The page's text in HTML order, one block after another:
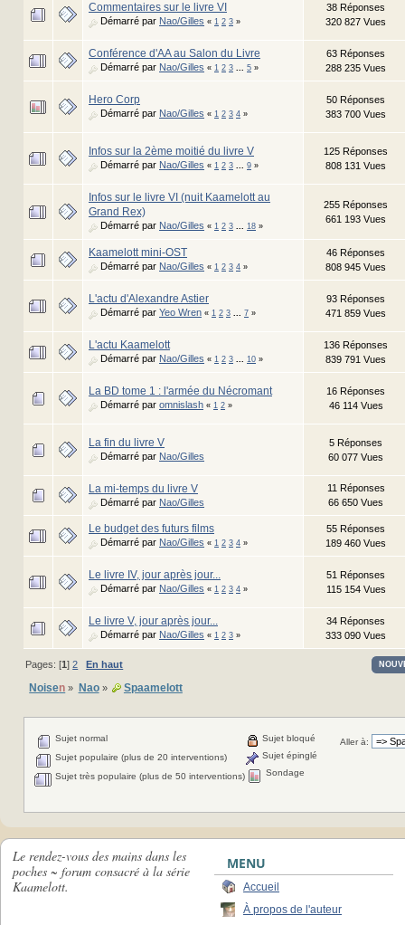
Commentaires sur le livre VI
Démarré par Nao/Gilles « 1 2 3 »
38 Réponses
320 827 Vues
Conférence d'AA au Salon du Livre
Démarré par Nao/Gilles « 1 2 3 ... 5 »
63 Réponses
288 235 Vues
Hero Corp
Démarré par Nao/Gilles « 1 2 3 4 »
50 Réponses
383 700 Vues
Infos sur la 2ème moitié du livre V
Démarré par Nao/Gilles « 1 2 3 ... 9 »
125 Réponses
808 131 Vues
Infos sur le livre VI (nuit Kaamelott au
Grand Rex)
Démarré par Nao/Gilles « 1 2 3 ... 18 »
255 Réponses
661 193 Vues
Kaamelott mini-OST
Démarré par Nao/Gilles « 1 2 3 4 »
46 Réponses
808 945 Vues
L'actu d'Alexandre Astier
Démarré par Yeo Wren « 1 2 3 ... 7 »
93 Réponses
471 859 Vues
L'actu Kaamelott
Démarré par Nao/Gilles « 1 2 3 ... 10 »
136 Réponses
839 791 Vues
La BD tome 1 : l'armée du Nécromant
Démarré par omnislash « 1 2 »
16 Réponses
46 114 Vues
La fin du livre V
Démarré par Nao/Gilles
5 Réponses
60 077 Vues
La mi-temps du livre V
Démarré par Nao/Gilles
11 Réponses
66 650 Vues
Le budget des futurs films
Démarré par Nao/Gilles « 1 2 3 4 »
55 Réponses
189 460 Vues
Le livre IV, jour après jour...
Démarré par Nao/Gilles « 1 2 3 4 »
51 Réponses
115 154 Vues
Le livre V, jour après jour...
Démarré par Nao/Gilles « 1 2 3 »
34 Réponses
333 090 Vues
Pages: [1]2 En haut
Noisen » Nao» Spaamelott
Aller à:
Sujet normal
Sujet populaire (plus de 20 interventions)
Sujet très populaire (plus de 50 interventions)
Sujet bloqué
Sujet épinglé
Sondage
Le rendez-vous des mains dans les
poches ~ forum consacré à la série
Kaamelott.
MENU
Accueil
À propos de l'auteur